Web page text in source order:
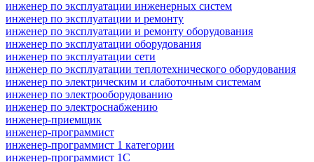
инженер по эксплуатации инженерных систем
инженер по эксплуатации и ремонту
инженер по эксплуатации и ремонту оборудования
инженер по эксплуатации оборудования
инженер по эксплуатации сети
инженер по эксплуатации теплотехнического оборудования
инженер по электрическим и слаботочным системам
инженер по электрооборудованию
инженер по электроснабжению
инженер-приемщик
инженер-программист
инженер-программист 1 категории
инженер-программист 1С